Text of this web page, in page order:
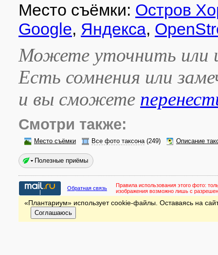
Место съёмки: Остров
Google, Яндекса,
Можете уточнить или
Есть сомнения или
и вы сможете
Смотри также:
Место съёмки Все фото таксона(249) Описание
Полезные приёмы
Обратная связь Правила использования этого фото:
изображения возможно лишь с
«Плантариум» использует cookie-файлы. Оставаясь на
Соглашаюсь